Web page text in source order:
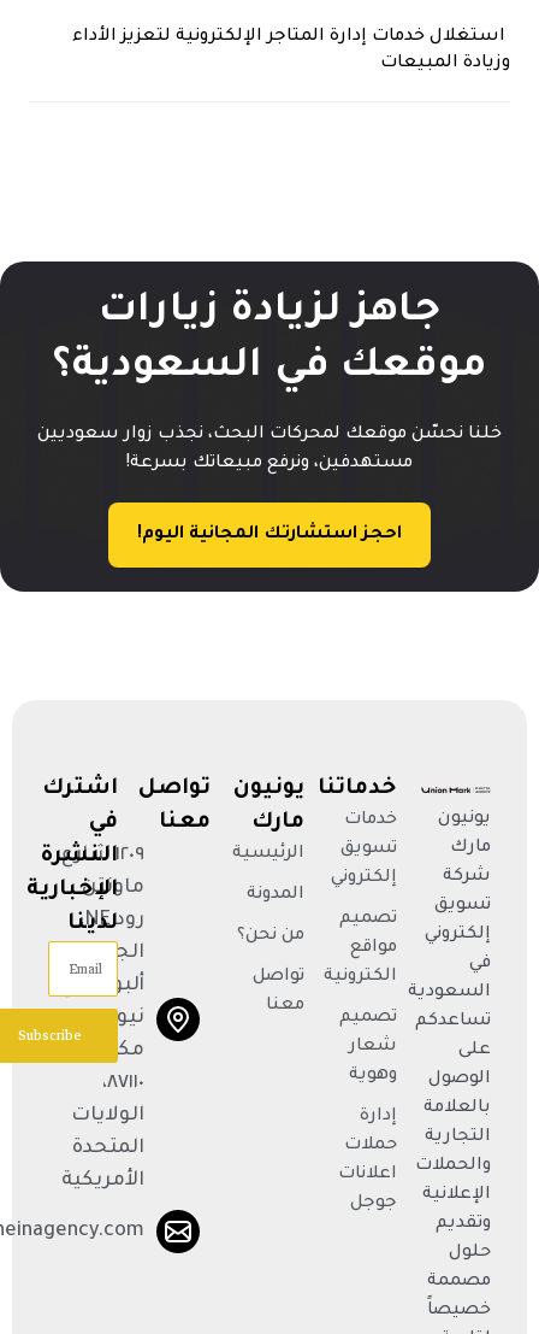
استغلال خدمات إدارة المتاجر الإلكترونية لتعزيز الأداء
وزيادة المبيعات
جاهز لزيادة زيارات
موقعك في السعودية؟
خلنا نحسّن موقعك لمحركات البحث، نجذب زوار سعوديين
مستهدفين، ونرفع مبيعاتك بسرعة!
احجز استشارتك المجانية اليوم!
يونيون
مارك
شركة
تسويق
إلكتروني
في
السعودية
تساعدكم
على
الوصول
بالعلامة
التجارية
والحملات
الإعلانية
وتقديم
حلول
مصممة
خصيصاً
خدماتنا
خدمات
تسويق
إلكتروني
تصميم
مواقع
الكترونية
تصميم
شعار
وهوية
إدارة
حملات
اعلانات
جوجل
يونيون
مارك
الرئيسية
المدونة
من نحن؟
تواصل
معنا
تواصل
معنا
١٢٠٩ شارع
ماونتن
رود NE،
ألبوكيركي،
نيو
مكسيكو
٨٧١١٠،
الولايات
المتحدة
الأمريكية
اشترك
في
النشرة
الإخبارية
لدينا
Email
Subscribe